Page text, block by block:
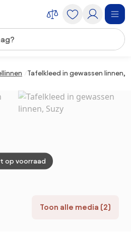
Tafelkleed in gewassen linnen,
Toon alle media (2)
op voorraad